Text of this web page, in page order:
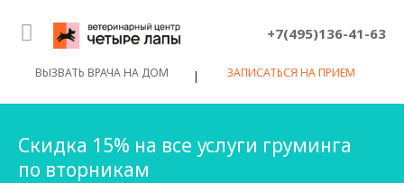
+7(495)136-41-63
ВЫЗВАТЬ ВРАЧА НА ДОМ | ЗАПИСАТЬСЯ НА ПРИЕМ
Скидка 15% на все услуги груминга
по вторникам